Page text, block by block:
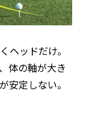
ヘッドだけ。
体の軸が大き
安定しない。